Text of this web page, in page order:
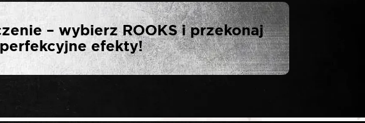
NASADKA 1/2″
E24”– wybierz ROOKS i przekonaj
efekty!